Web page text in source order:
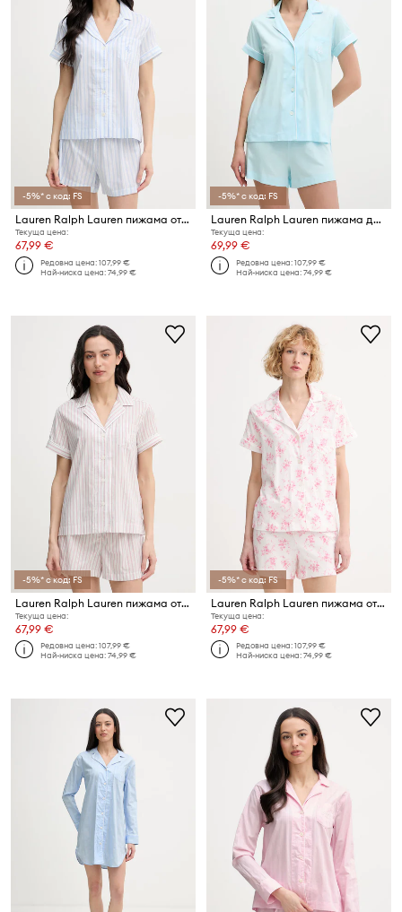
-5%* с код: FS
Lauren Ralph Lauren пижама от две части дамска с вискоза
Текуща цена:
67,99 €
Редовна цена:107,99 €
Най-ниска цена:74,99 €
-5%* с код: FS
Lauren Ralph Lauren пижама дамска с памук
Текуща цена:
69,99 €
Редовна цена:107,99 €
Най-ниска цена:74,99 €
-5%* с код: FS
Lauren Ralph Lauren пижама от две части дамска с памук
Текуща цена:
67,99 €
Редовна цена:107,99 €
Най-ниска цена:74,99 €
-5%* с код: FS
Lauren Ralph Lauren пижама от две части дамска с вискоза
Текуща цена:
67,99 €
Редовна цена:107,99 €
Най-ниска цена:74,99 €